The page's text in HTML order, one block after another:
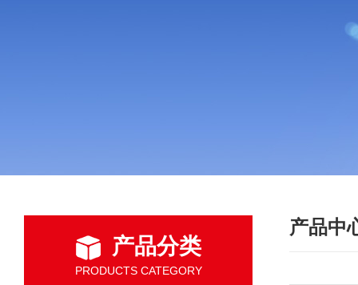
产品分类
PRODUCTS CATEGORY
产品中